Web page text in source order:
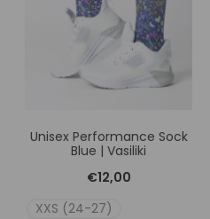
Unisex Performance Sock
Blue | Vasiliki
€12,00
XXS (24-27)